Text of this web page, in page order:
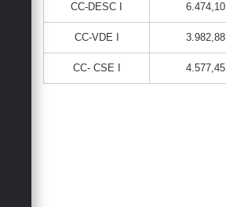
CC-DESC I 6.474,10
CC-VDE I 3.982,88
CC- CSE I 4.577,45